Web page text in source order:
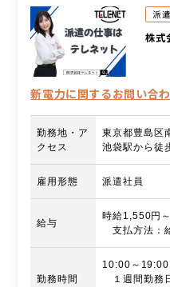
派
株式
新電力に関するお問い合
勤務地・ア
クセス
東京都豊島区
池袋駅から徒
雇用形態 派遣社員
給与
時給1,550円～
支払方法：
勤務時間
10:00～19:00
１週間勤務